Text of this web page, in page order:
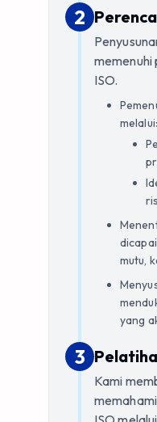
2 2.
ISO.
melalui:
mutu,
yang
3 3.
Kami